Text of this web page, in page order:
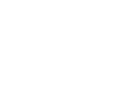
になりました。無理なお願い
がとうございます。